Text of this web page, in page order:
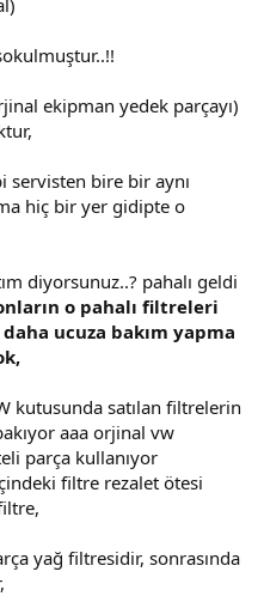
ekipman yedek parçayı)
servisten bire bir aynı
hiç bir yer gidipte o
diyorsunuz..? pahalı geldi
o pahalı filtreleri
ucuza bakım yapma
kutusunda satılan filtrelerin
aaa orjinal vw
parça kullanıyor
filtre rezalet ötesi
yağ filtresidir, sonrasında